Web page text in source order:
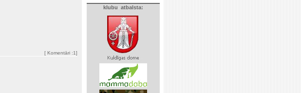
[ Komentāri:1]
klubu atbalsta: